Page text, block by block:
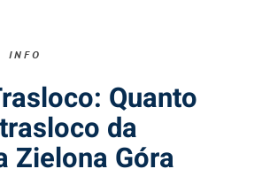
INFO
Quanto
da
Zielona Góra